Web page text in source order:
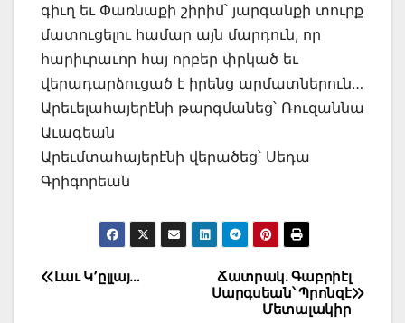
գիւղ եւ Փառնաքի շիրիմ՝ յարգանքի տուրք
մատուցելու համար այն մարդուն, որ
հարիւրաւոր հայ որբեր փրկած եւ
վերադարձուցած է իրենց արմատներուն…
Արեւելահայերէնի թարգմանեց՝ Ռուզաննա
Աւագեան
Արեւմտահայերէնի վերածեց՝ Սեդա
Գրիգորեան
Post
Ճատրակ. Գաբրիէլ
Սարգսեան՝ Պրոնզէ
Մետալակիր
Լաւ Կ՚ըլլայ…